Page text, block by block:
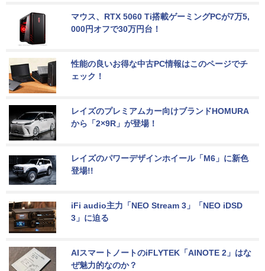
マウス、RTX 5060 Ti搭載ゲーミングPCが7万5,
000円オフで30万円台！
性能の良いお得な中古PC情報はこのページでチ
ェック！
レイズのプレミアムカー向けブランドHOMURA
から「2×9R」が登場！
レイズのパワーデザインホイール「M6」に新色
登場!!
iFi audio主力「NEO Stream 3」「NEO iDSD
3」に迫る
AIスマートノートのiFLYTEK「AINOTE 2」はな
ぜ魅力的なのか？